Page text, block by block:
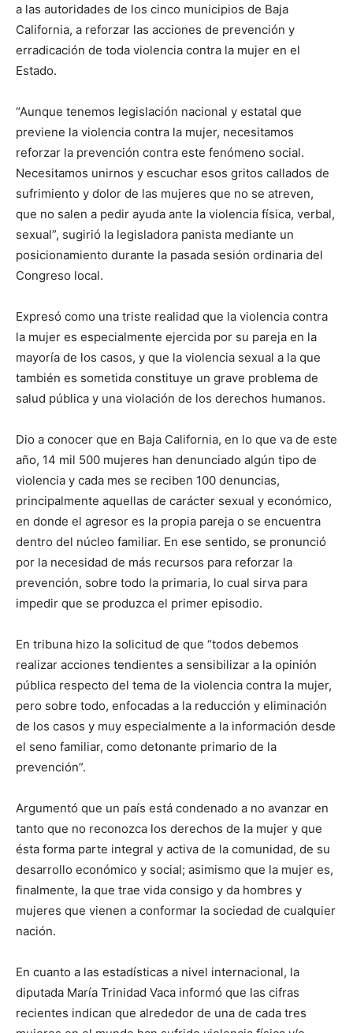
a las autoridades de los cinco municipios de Baja
California, a reforzar las acciones de prevención y
erradicación de toda violencia contra la mujer en el
Estado.
“Aunque tenemos legislación nacional y estatal que
previene la violencia contra la mujer, necesitamos
reforzar la prevención contra este fenómeno social.
Necesitamos unirnos y escuchar esos gritos callados de
sufrimiento y dolor de las mujeres que no se atreven,
que no salen a pedir ayuda ante la violencia física, verbal,
sexual”, sugirió la legisladora panista mediante un
posicionamiento durante la pasada sesión ordinaria del
Congreso local.
Expresó como una triste realidad que la violencia contra
la mujer es especialmente ejercida por su pareja en la
mayoría de los casos, y que la violencia sexual a la que
también es sometida constituye un grave problema de
salud pública y una violación de los derechos humanos.
Dio a conocer que en Baja California, en lo que va de este
año, 14 mil 500 mujeres han denunciado algún tipo de
violencia y cada mes se reciben 100 denuncias,
principalmente aquellas de carácter sexual y económico,
en donde el agresor es la propia pareja o se encuentra
dentro del núcleo familiar. En ese sentido, se pronunció
por la necesidad de más recursos para reforzar la
prevención, sobre todo la primaria, lo cual sirva para
impedir que se produzca el primer episodio.
En tribuna hizo la solicitud de que “todos debemos
realizar acciones tendientes a sensibilizar a la opinión
pública respecto del tema de la violencia contra la mujer,
pero sobre todo, enfocadas a la reducción y eliminación
de los casos y muy especialmente a la información desde
el seno familiar, como detonante primario de la
prevención”.
Argumentó que un país está condenado a no avanzar en
tanto que no reconozca los derechos de la mujer y que
ésta forma parte integral y activa de la comunidad, de su
desarrollo económico y social; asimismo que la mujer es,
finalmente, la que trae vida consigo y da hombres y
mujeres que vienen a conformar la sociedad de cualquier
nación.
En cuanto a las estadísticas a nivel internacional, la
diputada María Trinidad Vaca informó que las cifras
recientes indican que alrededor de una de cada tres